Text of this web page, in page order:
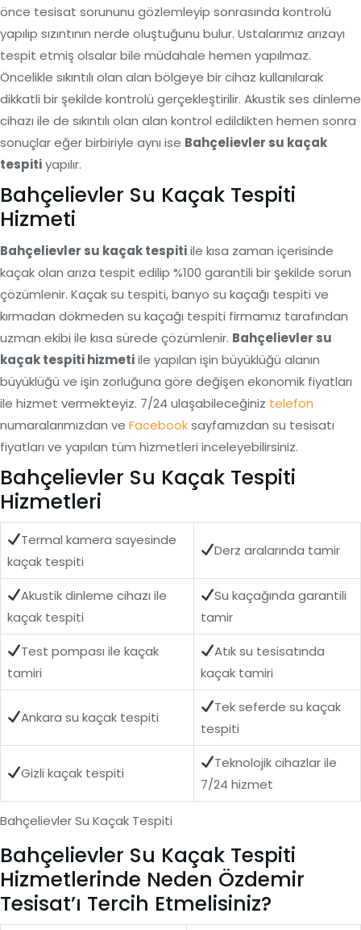
önce tesisat sorununu gözlemleyip sonrasında kontrolü
yapılıp sızıntının nerde oluştuğunu bulur. Ustalarımız arızayı
tespit etmiş olsalar bile müdahale hemen yapılmaz.
Öncelikle sıkıntılı olan alan bölgeye bir cihaz kullanılarak
dikkatli bir şekilde kontrolü gerçekleştirilir. Akustik ses dinleme
cihazı ile de sıkıntılı olan alan kontrol edildikten hemen sonra
sonuçlar eğer birbiriyle aynı ise Bahçelievler su kaçak
tespitiyapılır.
Bahçelievler Su Kaçak Tespiti
Hizmeti
Bahçelievler su kaçak tespitiile kısa zaman içerisinde
kaçak olan arıza tespit edilip %100 garantili bir şekilde sorun
çözümlenir. Kaçak su tespiti, banyo su kaçağı tespiti ve
kırmadan dökmeden su kaçağı tespiti firmamız tarafından
uzman ekibi ile kısa sürede çözümlenir. Bahçelievler su
kaçak tespiti hizmetiile yapılan işin büyüklüğü alanın
büyüklüğü ve işin zorluğuna göre değişen ekonomik fiyatları
ile hizmet vermekteyiz. 7/24 ulaşabileceğiniz telefon
numaralarımızdan ve Facebooksayfamızdan su tesisatı
fiyatları ve yapılan tüm hizmetleri inceleyebilirsiniz.
Bahçelievler Su Kaçak Tespiti
Hizmetleri
Termal kamera sayesinde
kaçak tespiti
Derz aralarında tamir
Akustik dinleme cihazı ile
kaçak tespiti
Su kaçağında garantili
tamir
Test pompası ile kaçak
tamiri
Atık su tesisatında
kaçak tamiri
Ankara su kaçak tespiti
Tek seferde su kaçak
tespiti
Gizli kaçak tespiti
Teknolojik cihazlar ile
7/24 hizmet
Bahçelievler Su Kaçak Tespiti
Bahçelievler Su Kaçak Tespiti
Hizmetlerinde Neden Özdemir
Tesisat’ı Tercih Etmelisiniz?